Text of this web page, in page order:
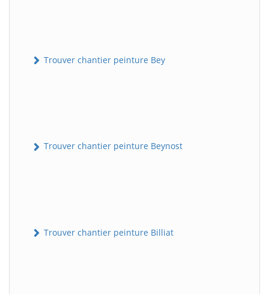
Trouver chantier peinture Bey
Trouver chantier peinture Beynost
Trouver chantier peinture Billiat